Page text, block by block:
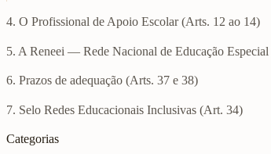
4. O Profissional de Apoio Escolar (Arts. 12 ao 14)
5. A Reneei — Rede Nacional de Educação
6. Prazos de adequação (Arts. 37 e 38)
7. Selo Redes Educacionais Inclusivas (Art. 34)
Categorias